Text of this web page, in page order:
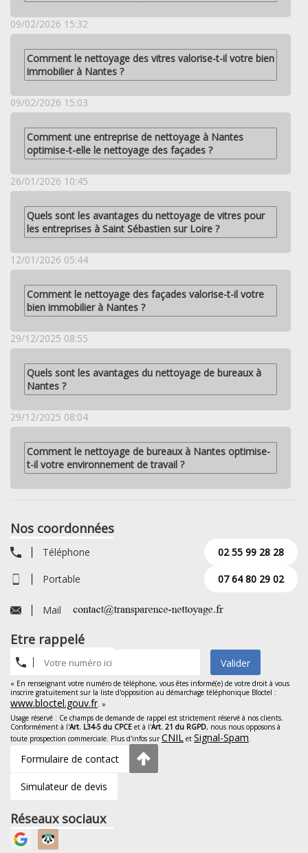
09/02/2026 15:32
Comment le nettoyage des vitres valorise-t-il votre bien
immobilier à Nantes ?
09/02/2026 15:03
Comment une entreprise de nettoyage à Nantes
optimise-t-elle le nettoyage des façades ?
26/01/2026 10:45
Quels sont les avantages du nettoyage de vitres pour
les entreprises à Saint Sébastien sur Loire ?
12/01/2026 05:44
Comment le nettoyage des façades valorise-t-il votre
bien immobilier à Nantes ?
29/12/2025 08:55
Quels sont les avantages du nettoyage de bureaux à
Nantes ?
29/12/2025 08:04
Comment le nettoyage de bureaux à Nantes optimise-
t-il votre environnement de travail ?
Nos coordonnées
Téléphone 02 55 99 28 28
Portable 07 64 80 29 02
Mail
Etre rappelé
Valider
« En renseignant votre numéro de téléphone, vous êtes informé(e) de votre droit à vous
inscrire gratuitement sur la liste d'opposition au démarchage téléphonique Bloctel :
www.bloctel.gouv.fr. »
Usage réservé : Ce champs de demande de rappel est strictement réservé à nos clients.
Conformément à l'Art. L34-5 du CPCE et à l'Art. 21 du RGPD, nous nous opposons à
toute prospection commerciale. Plus d'infos surCNIL et Signal-Spam.
Formulaire de contact
Simulateur de devis
Réseaux sociaux